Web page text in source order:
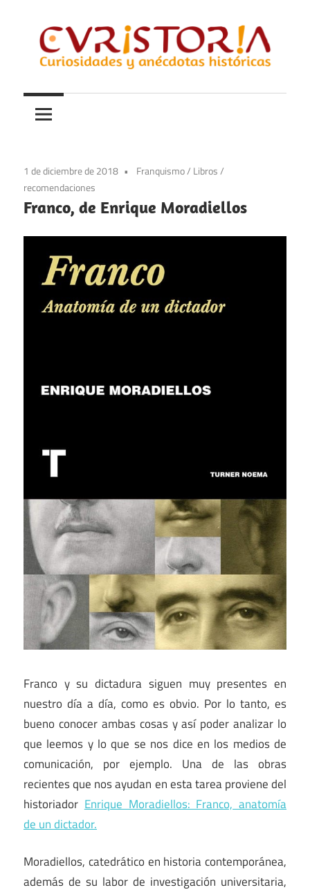
contenido
Curistoria
y
anécdotas
historia
1 de diciembre de 2018 Franquismo/ Libros/
recomendaciones
Franco, de Enrique Moradiellos
Franco y su dictadura siguen muy presentes en
nuestro día a día, como es obvio. Por lo tanto, es
bueno conocer ambas cosas y así poder analizar lo
que leemos y lo que se nos dice en los medios de
comunicación, por ejemplo. Una de las obras
recientes que nos ayudan en esta tarea proviene del
historiador Enrique Moradiellos: Franco, anatomía
de un dictador.
Moradiellos, catedrático en historia contemporánea,
además de su labor de investigación universitaria,